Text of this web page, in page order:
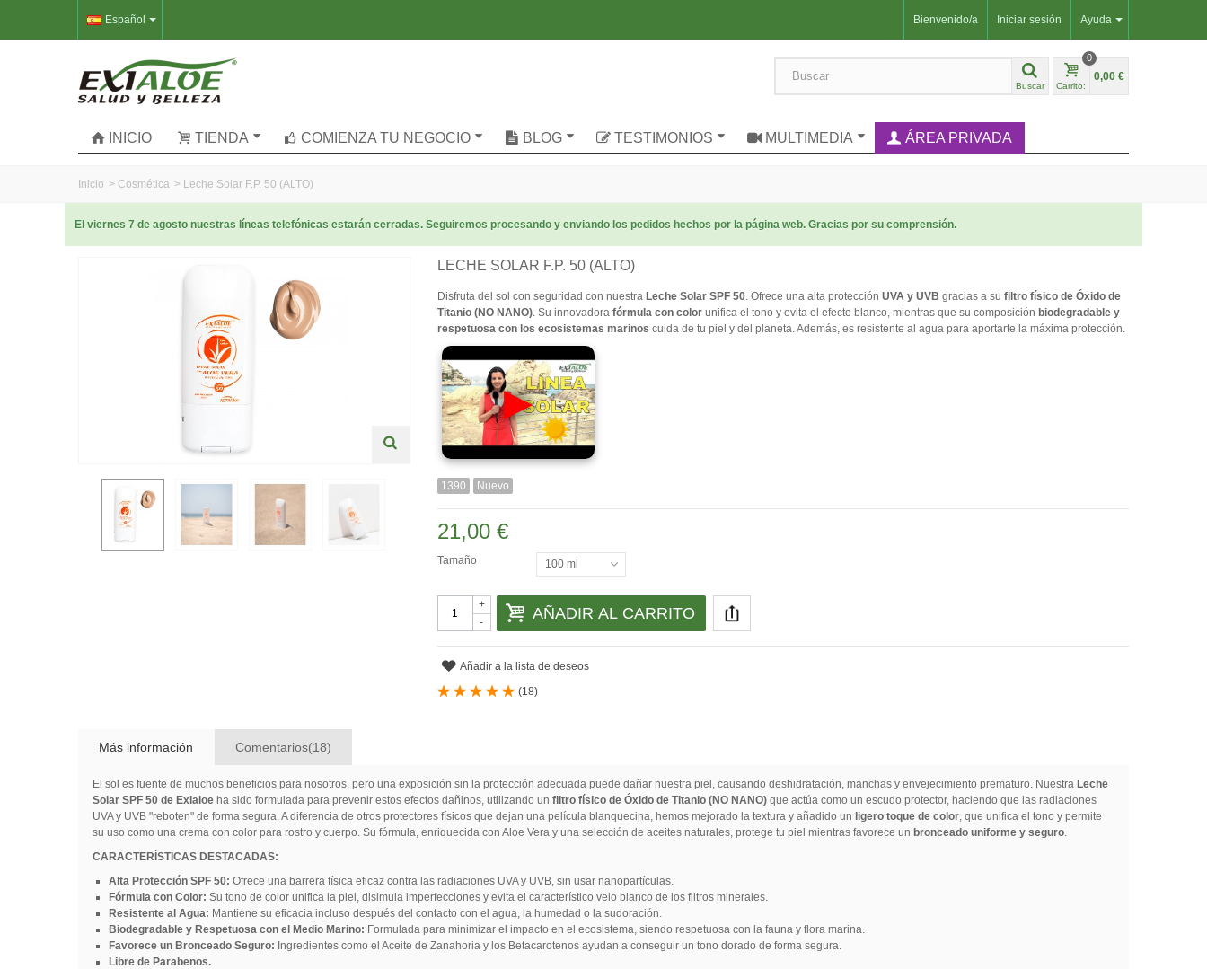
Ayuda
Bienvenido/a Iniciar sesión
Español
Buscar Carrito:
0
0,00 €
INICIO TIENDA COMIENZA TU NEGOCIO BLOG TESTIMONIOS MULTIMEDIA ÁREA PRIVADA
Inicio > Cosmética > Leche Solar F.P. 50 (ALTO)
El viernes 7 de agosto nuestras líneas telefónicas estarán cerradas. Seguiremos procesando y enviando los pedidos hechos por la página web. Gracias por su comprensión.
LECHE SOLAR F.P. 50 (ALTO)
Disfruta del sol con seguridad con nuestra Leche Solar SPF 50. Ofrece una alta protección UVA y UVB gracias a su filtro físico de Óxido de
Titanio (NO NANO). Su innovadora fórmula con colorunifica el tono y evita el efecto blanco, mientras que su composición biodegradable y
respetuosa con los ecosistemas marinos cuida de tu piel y del planeta. Además, es resistente al agua para aportarte la máxima protección.
▶
1390 Nuevo
21,00 €
Tamaño 100 ml
-
+ AÑADIR AL CARRITO
Añadir a la lista de deseos
(18)
Más información Comentarios(18)
El sol es fuente de muchos beneficios para nosotros, pero una exposición sin la protección adecuada puede dañar nuestra piel, causando deshidratación, manchas y envejecimiento prematuro. Nuestra Leche
Solar SPF 50 de Exialoeha sido formulada para prevenir estos efectos dañinos, utilizando un filtro físico de Óxido de Titanio (NO NANO)que actúa como un escudo protector, haciendo que las radiaciones
UVA y UVB "reboten" de forma segura. A diferencia de otros protectores físicos que dejan una película blanquecina, hemos mejorado la textura y añadido un ligero toque de color, que unifica el tono y permite
su uso como una crema con color para rostro y cuerpo. Su fórmula, enriquecida con Aloe Vera y una selección de aceites naturales, protege tu piel mientras favorece un bronceado uniforme y seguro.
CARACTERÍSTICAS DESTACADAS:
Alta Protección SPF 50: Ofrece una barrera física eficaz contra las radiaciones UVA y UVB, sin usar nanopartículas.
Fórmula con Color: Su tono de color unifica la piel, disimula imperfecciones y evita el característico velo blanco de los filtros minerales.
Resistente al Agua: Mantiene su eficacia incluso después del contacto con el agua, la humedad o la sudoración.
Biodegradable y Respetuosa con el Medio Marino: Formulada para minimizar el impacto en el ecosistema, siendo respetuosa con la fauna y flora marina.
Favorece un Bronceado Seguro: Ingredientes como el Aceite de Zanahoria y los Betacarotenos ayudan a conseguir un tono dorado de forma segura.
Libre de Parabenos.